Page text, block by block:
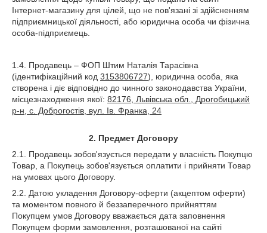
Інтернет-магазину для цілей, що не пов'язані зі здійсненням
підприємницької діяльності, або юридична особа чи фізична
особа-підприємець.
1.4. Продавець – ФОП Штим Наталія Тарасівна
(ідентифікаційний код 3153806727), юридична особа, яка
створена і діє відповідно до чинного законодавства України,
місцезнаходження якої: 82176, Львівська обл., Дрогобицький
р-н, с. Доброгостів, вул. Ів. Франка, 24
2. Предмет Договору
2.1. Продавець зобов'язується передати у власність Покупцю
Товар, а Покупець зобов'язується оплатити і прийняти Товар
на умовах цього Договору.
2.2. Датою укладення Договору-оферти (акцептом оферти)
та моментом повного й беззаперечного прийняттям
Покупцем умов Договору вважається дата заповнення
Покупцем форми замовлення, розташованої на сайті